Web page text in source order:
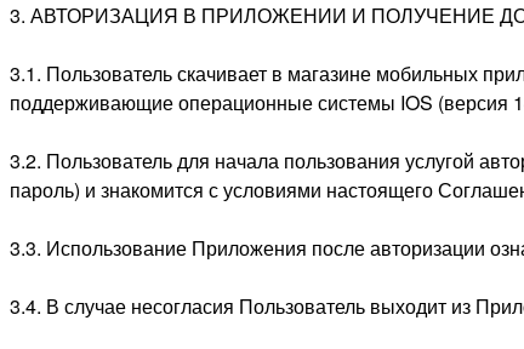
3. АВТОРИЗАЦИЯ В ПРИЛОЖЕНИИ И ПОЛУЧЕНИЕ
3.1. Пользователь скачивает в магазине мобильных
поддерживающие операционные системы IOS (версия
3.2. Пользователь для начала пользования услугой
пароль) и знакомится с условиями настоящего
3.3. Использование Приложения после авторизации
3.4. В случае несогласия Пользователь выходит из